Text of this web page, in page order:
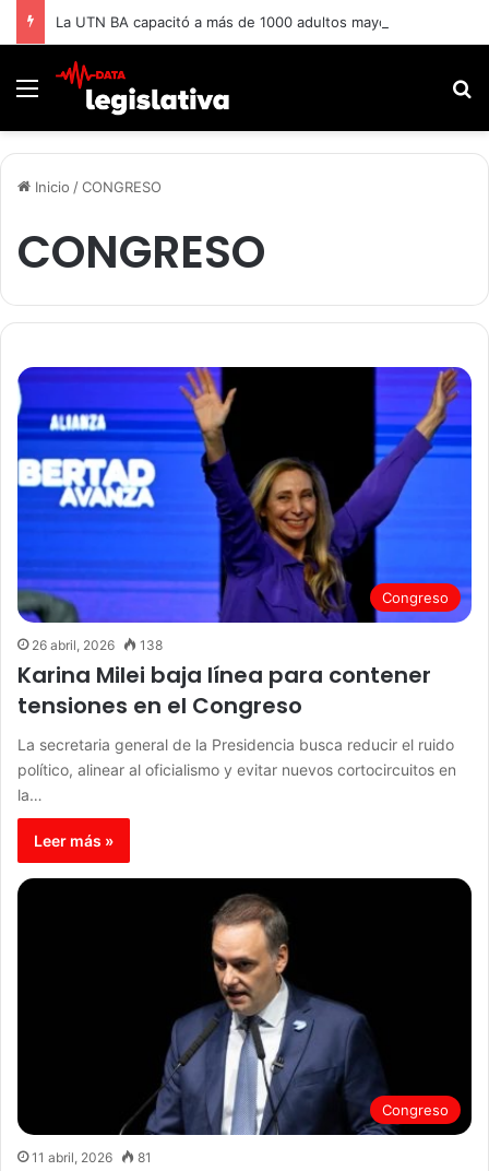
La UTN BA capacitó a más de 1000 adultos mayores.
Menú
Inicio /CONGRESO
CONGRESO
Congreso
26 abril, 2026 138
Karina Milei baja línea para contener
tensiones en el Congreso
La secretaria general de la Presidencia busca reducir el ruido
político, alinear al oficialismo y evitar nuevos cortocircuitos en
la…
Leer más »
Congreso
11 abril, 2026 81